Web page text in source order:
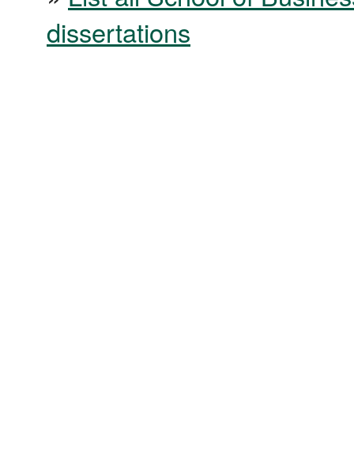
dissertations